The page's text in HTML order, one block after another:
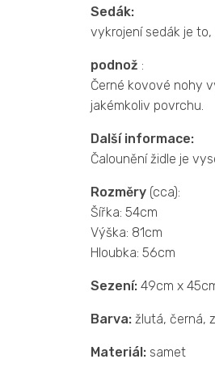
Sedák:
vykrojení sedák je
podnož :
Černé kovové nohy
jakémkoliv povrchu.
Další informace:
Čalounění židle je
Rozměry (cca):
Šířka: 54cm
Výška: 81cm
Hloubka: 56cm
Sezení: 49cm x
Barva: žlutá, černá,
Materiál: samet